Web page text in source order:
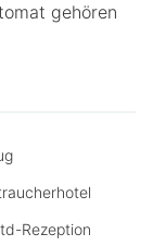
gehören
Rezeption